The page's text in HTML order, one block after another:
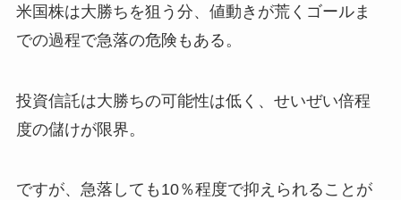
米国株は大勝ちを狙う分、値動きが荒くゴールま
での過程で急落の危険もある。
投資信託は大勝ちの可能性は低く、せいぜい倍程
度の儲けが限界。
ですが、急落しても10％程度で抑えられることが